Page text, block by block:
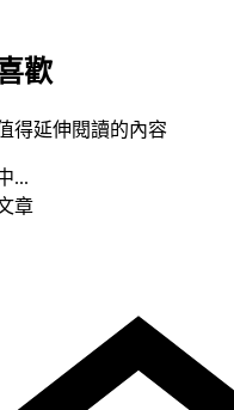
歡
得延伸閱讀的內容
...
章